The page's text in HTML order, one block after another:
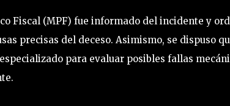
Fiscal (MPF) fue informado del incidente y
precisas del deceso. Asimismo, se dispuso
para evaluar posibles fallas